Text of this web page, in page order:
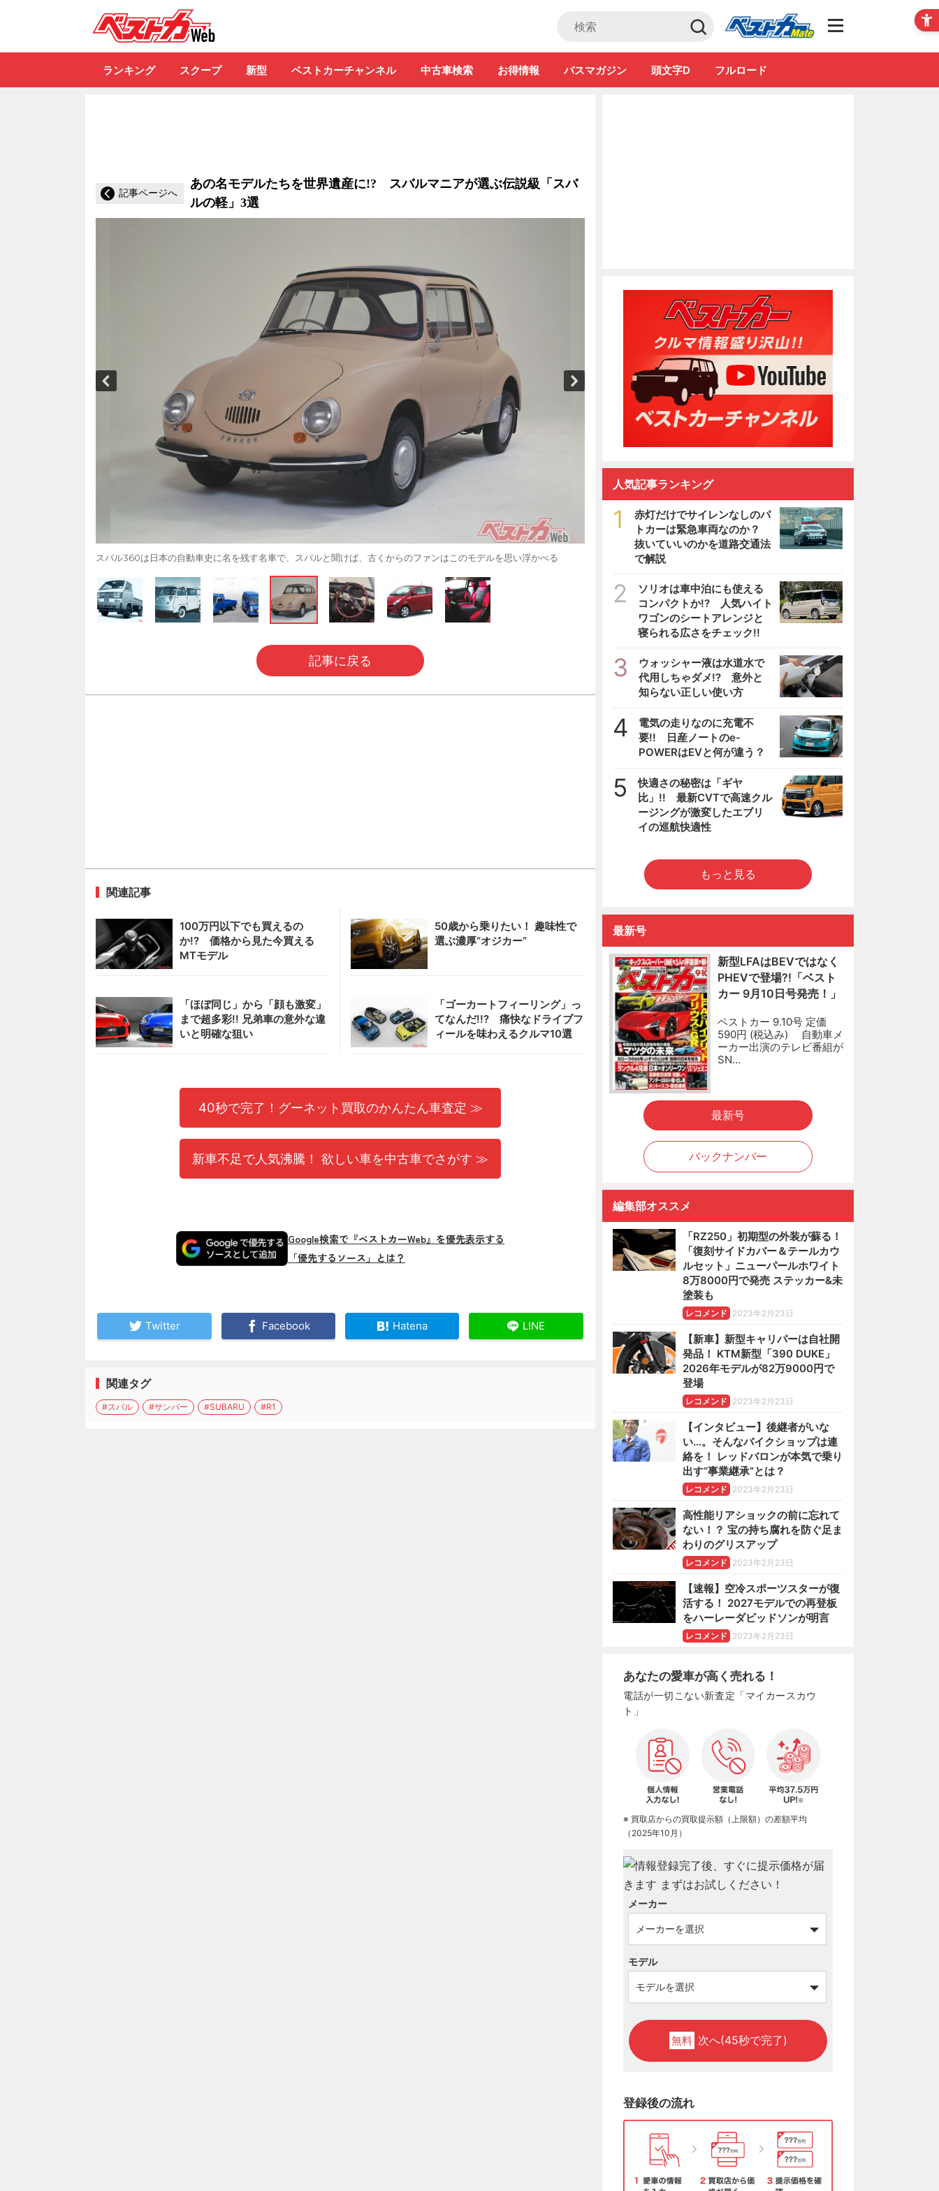
Club
ランキング スクープ 新型 ベストカーチャンネル 中古車検索 お得情報 バスマガジン 頭文字D フルロード
記事ページへ
あの名モデルたちを世界遺産に!? スバルマニアが選ぶ伝説級「スバ
ルの軽」3選
スバル360は日本の自動車史に名を残す名車で、スバルと聞けば、古くからのファンはこのモデルを思い浮かべる
記事に戻る
関連記事
100万円以下でも買えるの
か!? 価格から見た今買える
MTモデル
50歳から乗りたい！ 趣味性で
選ぶ濃厚“オジカー”
「ほぼ同じ」から「顔も激変」
まで超多彩!! 兄弟車の意外な違
いと明確な狙い
「ゴーカートフィーリング」っ
てなんだ!!? 痛快なドライブフ
ィールを味わえるクルマ10選
40秒で完了！グーネット買取のかんたん車査定 ≫
新車不足で人気沸騰！ 欲しい車を中古車でさがす ≫
Google検索で『ベストカーWeb』を優先表示する
「優先するソース」とは？
Twitter Facebook Hatena LINE
関連タグ
#スバル #サンバー #SUBARU #R1
人気記事ランキング
1
赤灯だけでサイレンなしのパ
トカーは緊急車両なのか？
抜いていいのかを道路交通法
で解説
2
ソリオは車中泊にも使える
コンパクトか!? 人気ハイト
ワゴンのシートアレンジと
寝られる広さをチェック!!
3
ウォッシャー液は水道水で
代用しちゃダメ!? 意外と
知らない正しい使い方
4
電気の走りなのに充電不
要!! 日産ノートのe-
POWERはEVと何が違う？
5
快適さの秘密は「ギヤ
比」!! 最新CVTで高速クル
ージングが激変したエブリ
イの巡航快適性
もっと見る
最新号
新型LFAはBEVではなく
PHEVで登場?!「ベスト
カー 9月10日号発売！」
ベストカー 9.10号 定価
590円 (税込み) 自動車メ
ーカー出演のテレビ番組が
SN…
最新号
バックナンバー
編集部オススメ
「RZ250」初期型の外装が蘇る！
「復刻サイドカバー＆テールカウ
ルセット」ニューパールホワイト
8万8000円で発売 ステッカー&未
塗装も
レコメンド 2023年2月23日
【新車】新型キャリパーは自社開
発品！ KTM新型「390 DUKE」
2026年モデルが82万9000円で
登場
レコメンド 2023年2月23日
【インタビュー】後継者がいな
い…。そんなバイクショップは連
絡を！ レッドバロンが本気で乗り
出す“事業継承”とは？
レコメンド 2023年2月23日
高性能リアショックの前に忘れて
ない！？ 宝の持ち腐れを防ぐ足ま
わりのグリスアップ
レコメンド 2023年2月23日
【速報】空冷スポーツスターが復
活する！ 2027モデルでの再登板
をハーレーダビッドソンが明言
レコメンド 2023年2月23日
あなたの愛車が高く売れる！
電話が一切こない新査定「マイカースカウ
ト」
※ 買取店からの買取提示額（上限額）の差額平均
（2025年10月）
メーカー
モデル
無料 次へ(45秒で完了)
登録後の流れ